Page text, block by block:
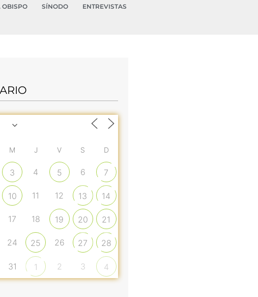
OBISPO SÍNODO
ENTREVISTAS
M J V S D
3 4 5 6 7
10 11 12 13 14
17 18 19 20 21
24 25 26 27 28
31 1 2 3 4